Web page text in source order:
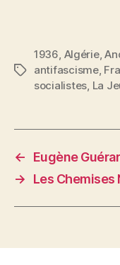
Étiquettes
1936, Algérie,
antifascisme,
socialistes, La
←
Eugène
→
Les Chemises